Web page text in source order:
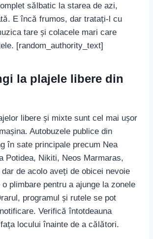
sălbatic la starea de azi,
E încă frumos, dar tratați-l cu
tare și colacele mari care
[random_authority_text]
la plajele libere din
libere și mixte sunt cel mai ușor
Autobuzele publice din
în sate principale precum Nea
Potidea, Nikiti, Neos Marmaras,
de acolo aveți de obicei nevoie
plimbare pentru a ajunge la zonele
programul și rutele se pot
Verifică întotdeauna
locului înainte de a călători.